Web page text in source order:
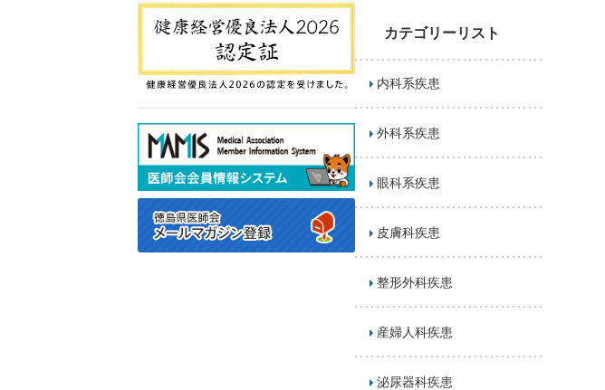
カテゴリーリスト
内科系疾患
外科系疾患
眼科系疾患
皮膚科疾患
整形外科疾患
産婦人科疾患
泌尿器科疾患